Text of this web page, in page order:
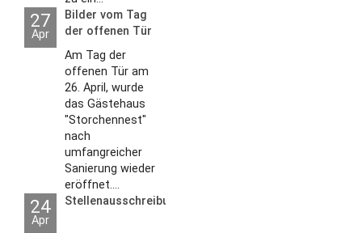
27
Apr
Bilder vom Tag
der offenen Tür
2026
Am Tag der
offenen Tür am
26. April, wurde
das Gästehaus
"Storchennest"
nach
umfangreicher
Sanierung wieder
eröffnet....
24
Apr
Stellenausschreibungen